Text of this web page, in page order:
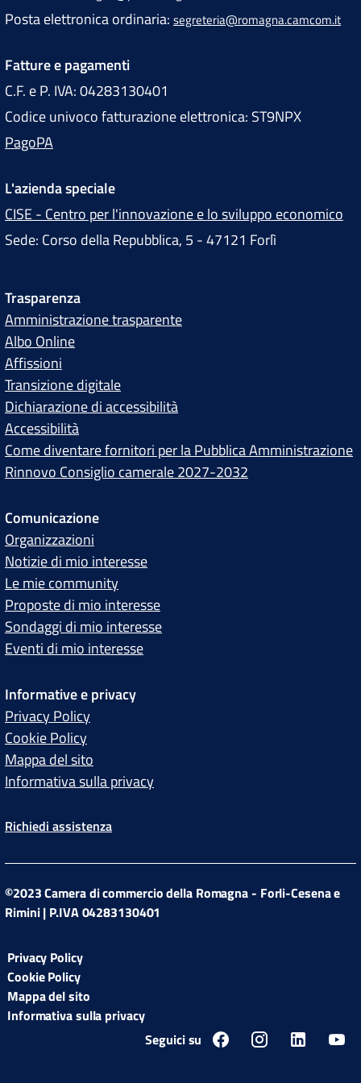
Posta elettronica ordinaria: segreteria@romagna.camcom.it
Fatture e pagamenti
C.F. e P. IVA: 04283130401
Codice univoco fatturazione elettronica: ST9NPX
PagoPA
L'azienda speciale
CISE - Centro per l'innovazione e lo sviluppo economico
Sede: Corso della Repubblica, 5 - 47121 Forlì
Trasparenza
Amministrazione trasparente
Albo Online
Affissioni
Transizione digitale
Dichiarazione di accessibilità
Accessibilità
Come diventare fornitori per la Pubblica Amministrazione
Rinnovo Consiglio camerale 2027-2032
Comunicazione
Organizzazioni
Notizie di mio interesse
Le mie community
Proposte di mio interesse
Sondaggi di mio interesse
Eventi di mio interesse
Informative e privacy
Privacy Policy
Cookie Policy
Mappa del sito
Informativa sulla privacy
Richiedi assistenza
©2023 Camera di commercio della Romagna - Forli-Cesena e
Rimini | P.IVA 04283130401
Privacy Policy
Cookie Policy
Mappa del sito
Informativa sulla privacy
Seguici su